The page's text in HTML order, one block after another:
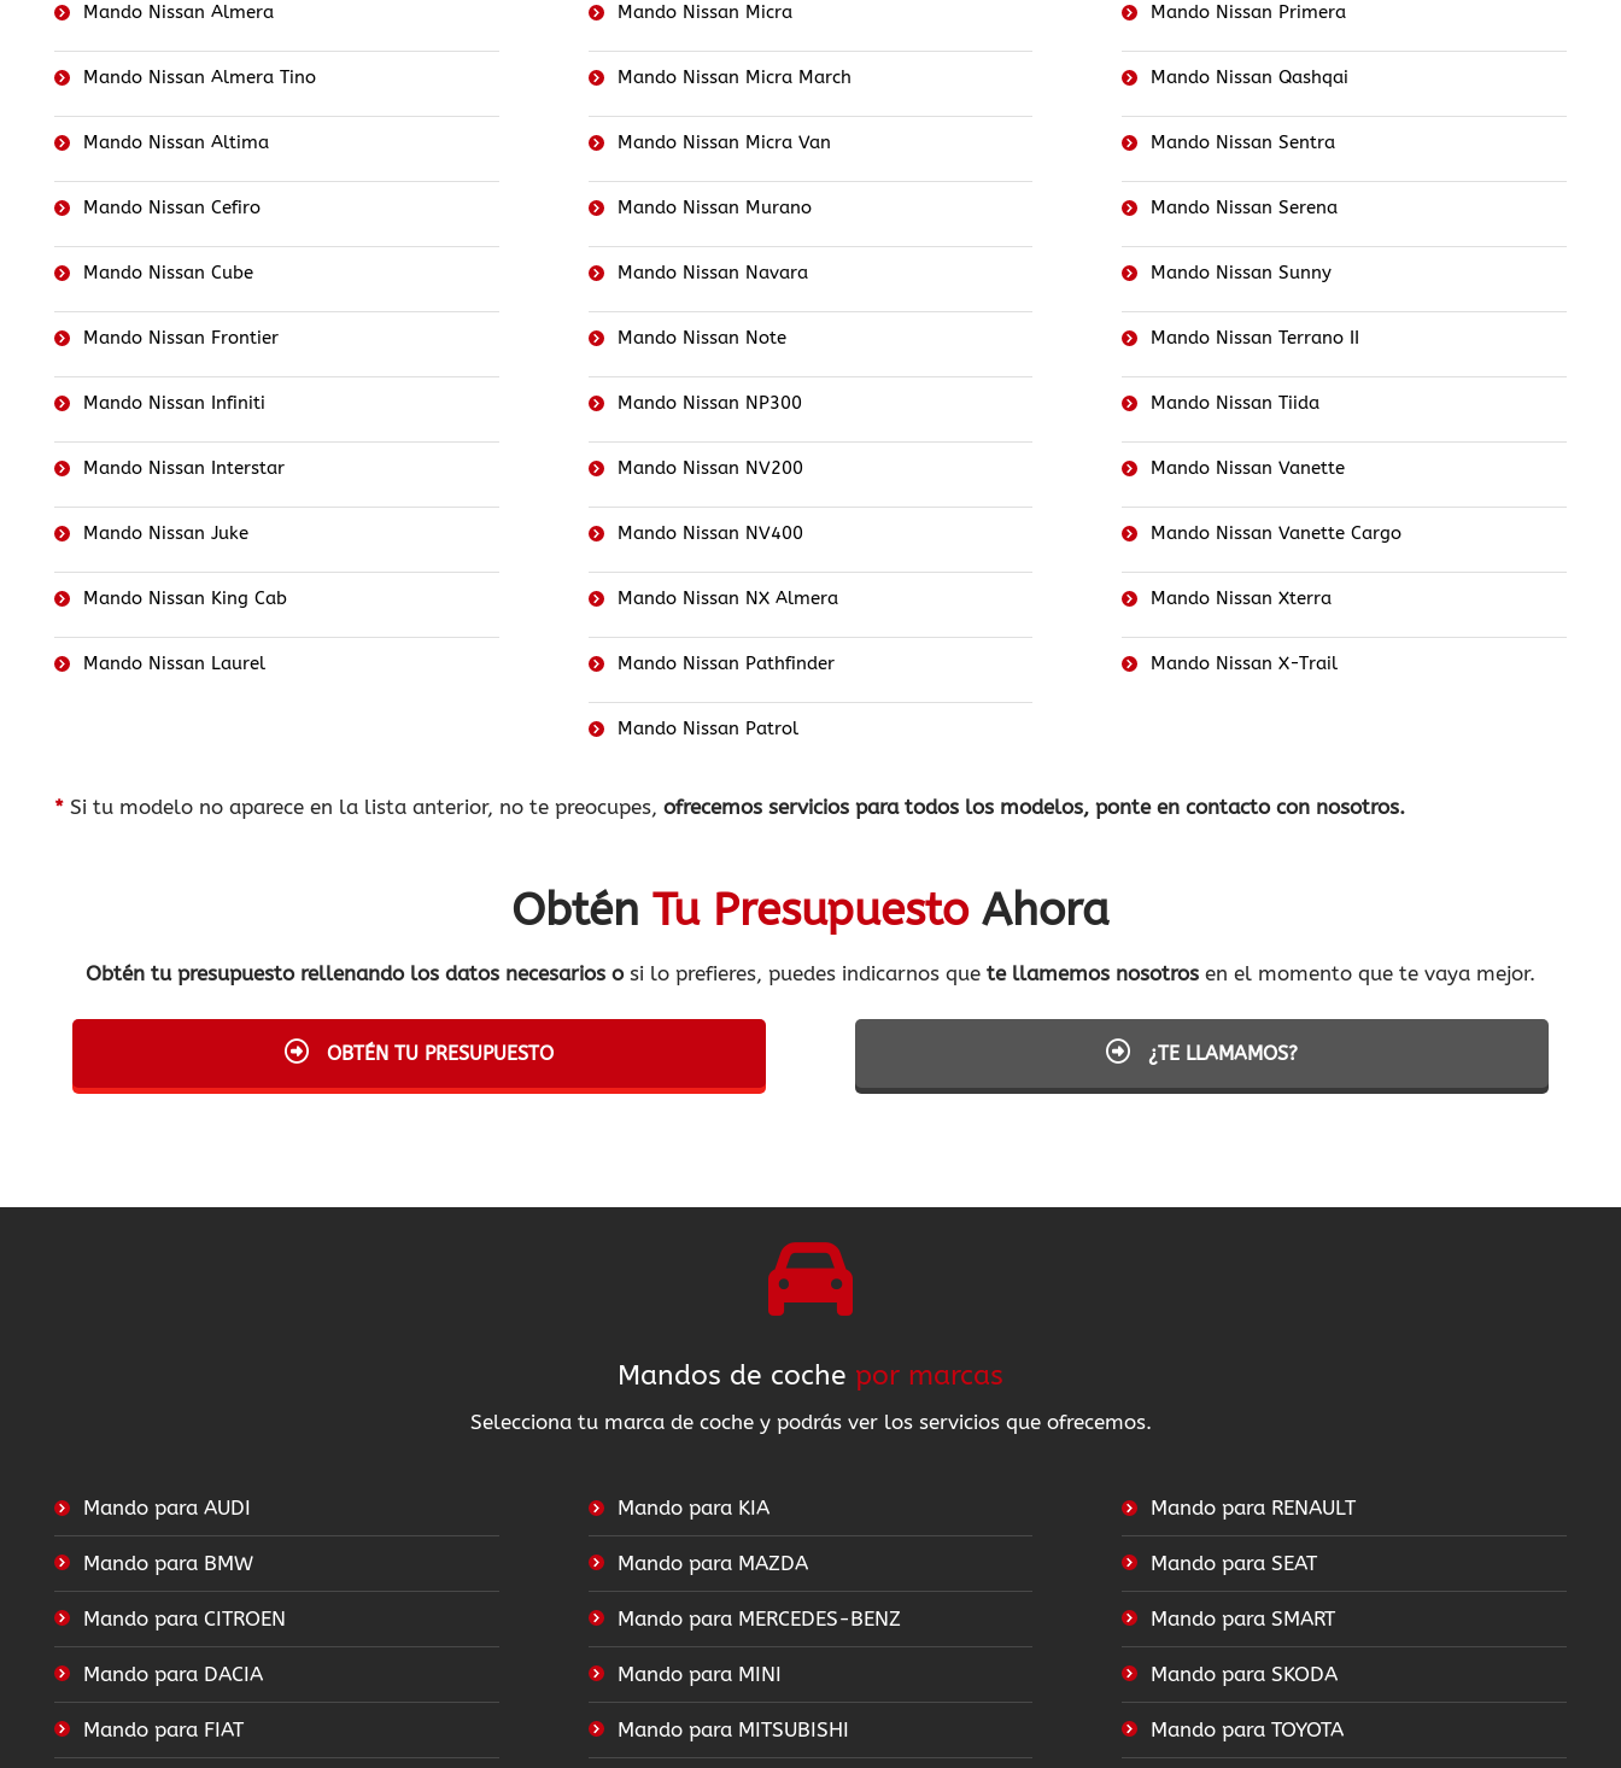
Mando Nissan Almera
Mando Nissan Almera Tino
Mando Nissan Altima
Mando Nissan Cefiro
Mando Nissan Cube
Mando Nissan Frontier
Mando Nissan Infiniti
Mando Nissan Interstar
Mando Nissan Juke
Mando Nissan King Cab
Mando Nissan Laurel
Mando Nissan Micra
Mando Nissan Micra March
Mando Nissan Micra Van
Mando Nissan Murano
Mando Nissan Navara
Mando Nissan Note
Mando Nissan NP300
Mando Nissan NV200
Mando Nissan NV400
Mando Nissan NX Almera
Mando Nissan Pathfinder
Mando Nissan Patrol
Mando Nissan Primera
Mando Nissan Qashqai
Mando Nissan Sentra
Mando Nissan Serena
Mando Nissan Sunny
Mando Nissan Terrano II
Mando Nissan Tiida
Mando Nissan Vanette
Mando Nissan Vanette Cargo
Mando Nissan Xterra
Mando Nissan X-Trail
* Si tu modelo no aparece en la lista anterior, no te preocupes, ofrecemos servicios para todos los modelos, ponte en contacto con nosotros.
Obtén Tu PresupuestoAhora
Obtén tu presupuesto rellenando los datos necesarios osi lo prefieres, puedes indicarnos que te llamemos nosotros en el momento que te vaya mejor.
OBTÉN TU PRESUPUESTO ¿TE LLAMAMOS?
Mandos de coche por marcas
Selecciona tu marca de coche y podrás ver los servicios que ofrecemos.
Mando para AUDI
Mando para BMW
Mando para CITROEN
Mando para DACIA
Mando para FIAT
Mando para KIA
Mando para MAZDA
Mando para MERCEDES-BENZ
Mando para MINI
Mando para MITSUBISHI
Mando para RENAULT
Mando para SEAT
Mando para SMART
Mando para SKODA
Mando para TOYOTA